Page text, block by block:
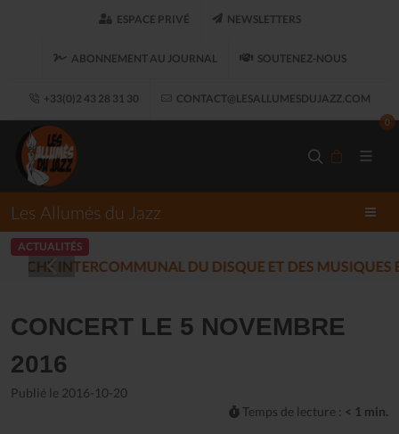
ESPACE PRIVÉ NEWSLETTERS
ABONNEMENT AU JOURNAL SOUTENEZ-NOUS
+33(0)2 43 28 31 30 CONTACT@LESALLUMESDUJAZZ.COM
0
Les Allumés du Jazz
ACTUALITÉS
LES ALLUMÉS DU JAZZ FONT
CONCERT LE 5 NOVEMBRE
2016
Publié le 2016-10-20
Temps de lecture : < 1 min.